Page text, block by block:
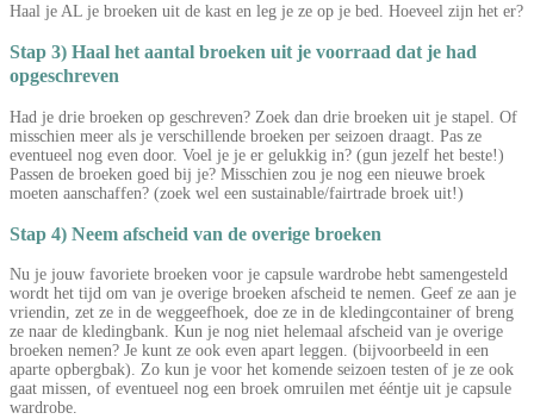
Haal je AL je broeken uit de kast en leg je ze op je bed. Hoeveel zijn het er?
Stap 3) Haal het aantal broeken uit je voorraad dat je had
opgeschreven
Had je drie broeken op geschreven? Zoek dan drie broeken uit je stapel. Of
misschien meer als je verschillende broeken per seizoen draagt. Pas ze
eventueel nog even door. Voel je je er gelukkig in? (gun jezelf het beste!)
Passen de broeken goed bij je? Misschien zou je nog een nieuwe broek
moeten aanschaffen? (zoek wel een sustainable/fairtrade broek uit!)
Stap 4) Neem afscheid van de overige broeken
Nu je jouw favoriete broeken voor je capsule wardrobe hebt samengesteld
wordt het tijd om van je overige broeken afscheid te nemen. Geef ze aan je
vriendin, zet ze in de weggeefhoek, doe ze in de kledingcontainer of breng
ze naar de kledingbank. Kun je nog niet helemaal afscheid van je overige
broeken nemen? Je kunt ze ook even apart leggen. (bijvoorbeeld in een
aparte opbergbak). Zo kun je voor het komende seizoen testen of je ze ook
gaat missen, of eventueel nog een broek omruilen met ééntje uit je capsule
wardrobe.